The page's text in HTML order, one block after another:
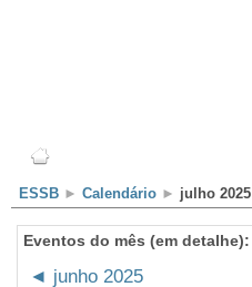
ESSB ► Calendário ► julho 2025
Eventos do mês (em detalhe):
◄ junho 2025